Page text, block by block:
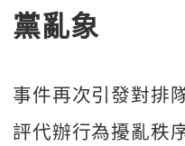
黨亂象
事件再次引發對排
評代辦行為擾亂秩